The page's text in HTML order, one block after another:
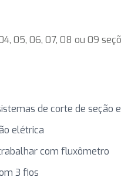
05, 06, 07, 08 ou 09
de corte de seção
elétrica
com fluxômetro
3 fios